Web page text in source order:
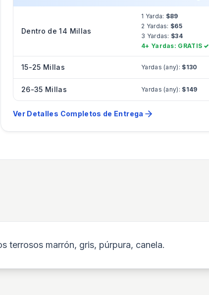
Dentro de 14 Millas
1 Yarda: $89
2 Yardas: $65
3 Yardas: $34
4+ Yardas: GRATIS ✓
15-25 Millas Yardas (any): $130
26-35 Millas Yardas (any): $149
Ver Detalles Completos de Entrega
terrosos marrón, gris, púrpura, canela.